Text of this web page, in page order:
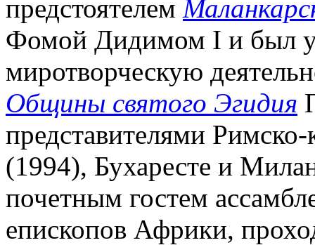
предстоятелем
Фомой Дидимом I и был
миротворческую
Общины святого Эгидия
представителями
(1994), Бухаресте и
почетным гостем
епископов Африки,